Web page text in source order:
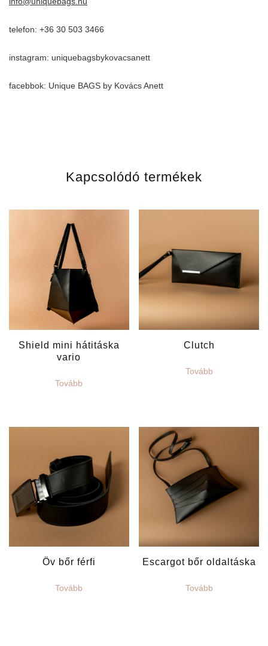
telefon: +36 30 503 3466
instagram: uniquebagsbykovacsanett
facebbok: Unique BAGS by Kovács Anett
Kapcsolódó termékek
Shield mini hátitáska
vario
Tovább
Clutch
Tovább
Öv bőr férfi
Tovább
Escargot bőr oldaltáska
Tovább